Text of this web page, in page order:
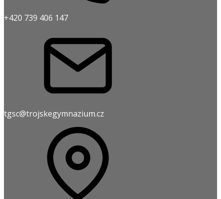
+420 739 406 147
tgsc@trojskegymnazium.cz